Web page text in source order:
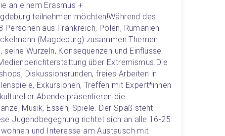
an einem Erasmus +
teilnehmen möchten!Während des
aus Frankreich, Polen, Rumänien
(Magdeburg) zusammen.Themen
Wurzeln, Konsequenzen und Einflüsse
über Extremismus.Die
Diskussionsrunden, freies Arbeiten in
Exkursionen, Treffen mit Expert*innen
Abende präsentieren die
Musik, Essen, Spiele. Der Spaß steht
Jugendbegegnung richtet sich an alle 16-25
und Interesse am Austausch mit